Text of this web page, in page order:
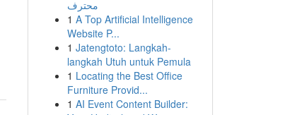
محترف
1 A Top Artificial Intelligence
Website P...
1 Jatengtoto: Langkah-
langkah Utuh untuk Pemula
1 Locating the Best Office
Furniture Provid...
1 AI Event Content Builder: